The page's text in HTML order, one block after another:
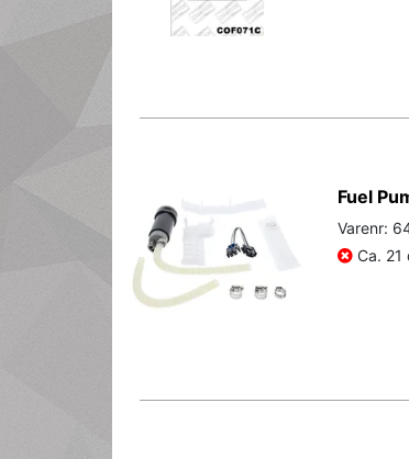
Fuel
Varenr:
Ca. 21